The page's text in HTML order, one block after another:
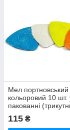
Мел портновський
кольоровий 10 шт.
пакованні
(5843)
115 ₴